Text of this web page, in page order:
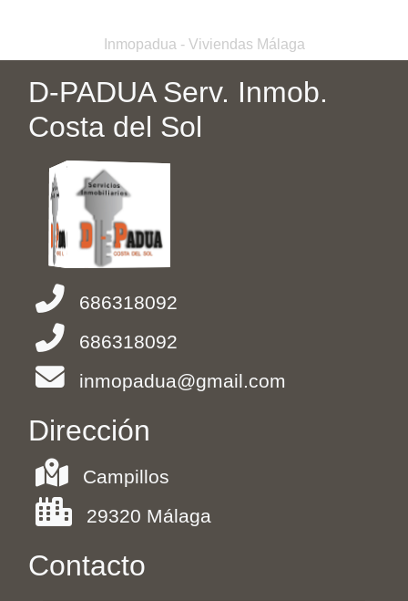
Inmopadua - Viviendas Málaga
D-PADUA Serv. Inmob.
Costa del Sol
686318092
686318092
inmopadua@gmail.com
Dirección
Campillos
29320 Málaga
Contacto